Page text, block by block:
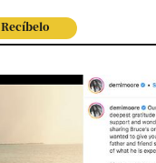
Recíbelo